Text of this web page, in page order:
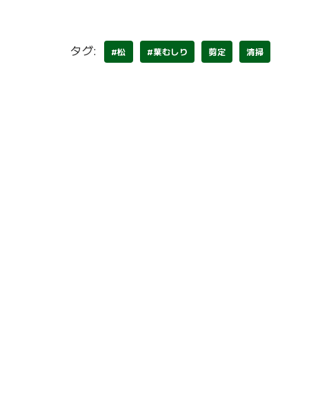
タグ: #松 #葉むしり 剪定 清掃